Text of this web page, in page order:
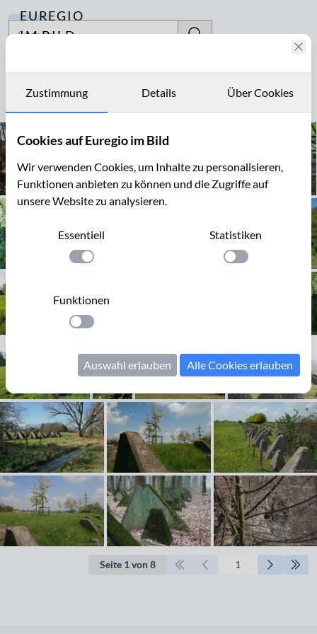
EUREGIO
IM BILD
Archiv
Kontakt
Archiv
Seite 1 von 8
Zustimmung Details Über Cookies
Cookies auf Euregio im Bild
Wir verwenden Cookies, um Inhalte zu personalisieren,
Funktionen anbieten zu können und die Zugriffe auf
unsere Website zu analysieren.
Essentiell
Einstellung anwenden
Statistiken
Einstellung
Funktionen
Einstellung anwenden
Auswahl erlauben Alle Cookies erlauben